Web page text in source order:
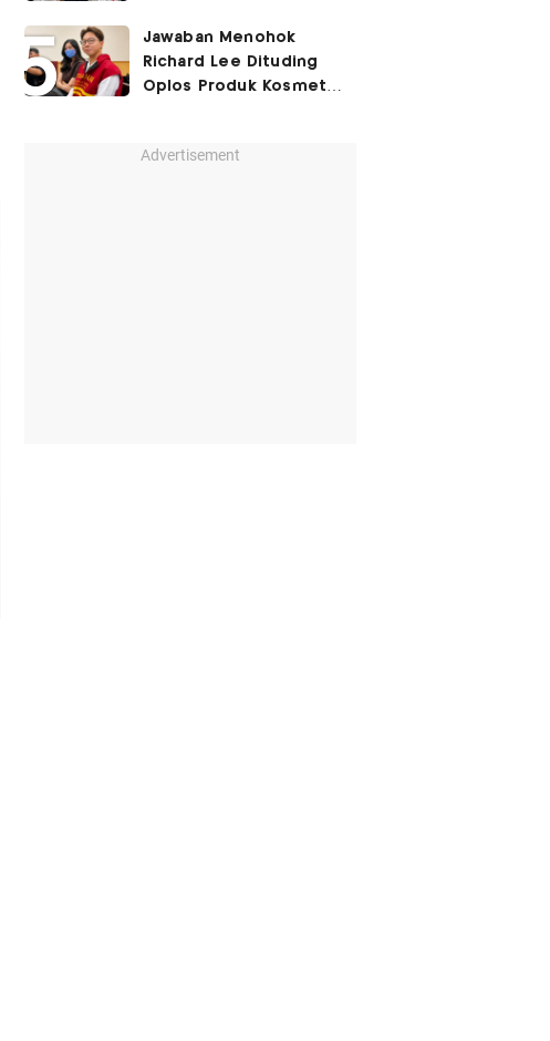
Jawaban Menohok
Richard Lee Dituding
Oplos Produk Kosmetik
Advertisement